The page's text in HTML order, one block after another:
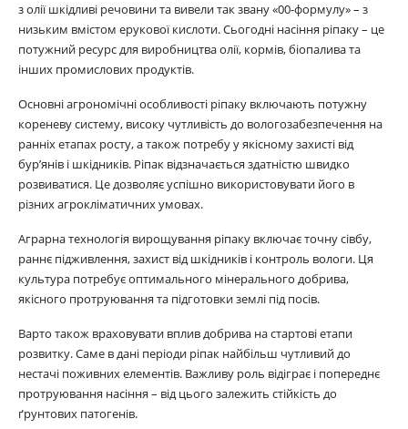
з олії шкідливі речовини та вивели так звану «00-формулу» – з
низьким вмістом ерукової кислоти. Сьогодні насіння ріпаку – це
потужний ресурс для виробництва олії, кормів, біопалива та
інших промислових продуктів.
Основні агрономічні особливості ріпаку включають потужну
кореневу систему, високу чутливість до вологозабезпечення на
ранніх етапах росту, а також потребу у якісному захисті від
бур’янів і шкідників. Ріпак відзначається здатністю швидко
розвиватися. Це дозволяє успішно використовувати його в
різних агрокліматичних умовах.
Аграрна технологія вирощування ріпаку включає точну сівбу,
раннє підживлення, захист від шкідників і контроль вологи. Ця
культура потребує оптимального мінерального добрива,
якісного протруювання та підготовки землі під посів.
Варто також враховувати вплив добрива на стартові етапи
розвитку. Саме в дані періоди ріпак найбільш чутливий до
нестачі поживних елементів. Важливу роль відіграє і попереднє
протруювання насіння – від цього залежить стійкість до
ґрунтових патогенів.